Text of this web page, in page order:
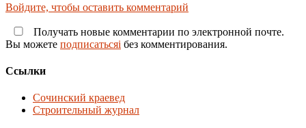
Войдите, чтобы оставить комментарий
Получать новые комментарии по электронной почте.
Вы можете подписатьсяi без комментирования.
Ссылки
Сочинский краевед
Строительный журнал